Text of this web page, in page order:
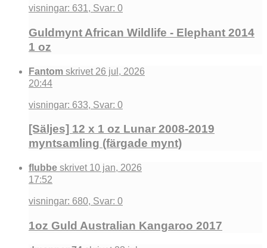
visningar: 631, Svar: 0
Guldmynt African Wildlife - Elephant 2014
1 oz
Fantom skrivet 26 jul, 2026
20:44
visningar: 633, Svar: 0
[Säljes] 12 x 1 oz Lunar 2008-2019
myntsamling (färgade mynt)
flubbe skrivet 10 jan, 2026
17:52
visningar: 680, Svar: 0
1oz Guld Australian Kangaroo 2017